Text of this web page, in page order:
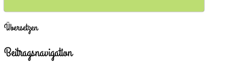
Übersetzen
Beitragsnavigation